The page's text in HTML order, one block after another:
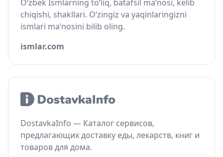
O‘zbek Ismlarning to‘liq, batafsil ma’nosi, kelib
chiqishi, shakllari. O‘zingiz va yaqinlaringizni
ismlari ma’nosini bilib oling.
ismlar.com
DostavkaInfo — Каталог сервисов,
предлагающих доставку еды, лекарств, книг и
товаров для дома.